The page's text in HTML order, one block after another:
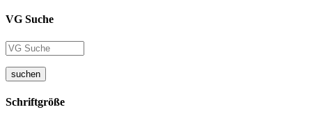
VG Suche
suchen
Schriftgröße